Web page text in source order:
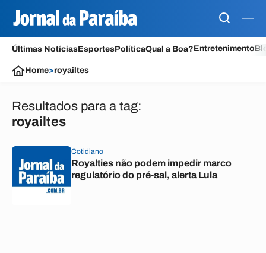
Últimas NotíciasEsportesPolíticaQual a Boa?Entretenimento
Home>royailtes
Resultados para a tag:
royailtes
Cotidiano
Royalties não podem impedir marco
regulatório do pré-sal, alerta Lula